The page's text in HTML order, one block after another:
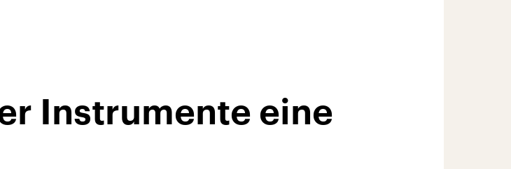
Instrumente eine